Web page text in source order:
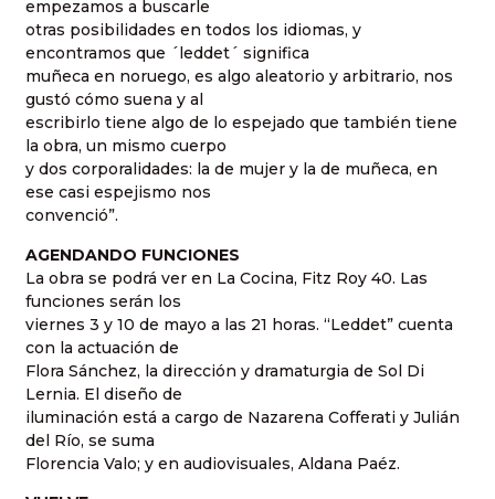
empezamos a buscarle
otras posibilidades en todos los idiomas, y
encontramos que ´leddet´ significa
muñeca en noruego, es algo aleatorio y arbitrario, nos
gustó cómo suena y al
escribirlo tiene algo de lo espejado que también tiene
la obra, un mismo cuerpo
y dos corporalidades: la de mujer y la de muñeca, en
ese casi espejismo nos
convenció”.
AGENDANDO FUNCIONES
La obra se podrá ver en La Cocina, Fitz Roy 40. Las
funciones serán los
viernes 3 y 10 de mayo a las 21 horas. “Leddet” cuenta
con la actuación de
Flora Sánchez, la dirección y dramaturgia de Sol Di
Lernia. El diseño de
iluminación está a cargo de Nazarena Cofferati y Julián
del Río, se suma
Florencia Valo; y en audiovisuales, Aldana Paéz.